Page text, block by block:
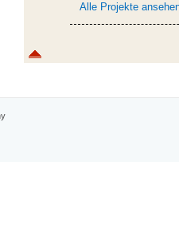
Alle Projekte